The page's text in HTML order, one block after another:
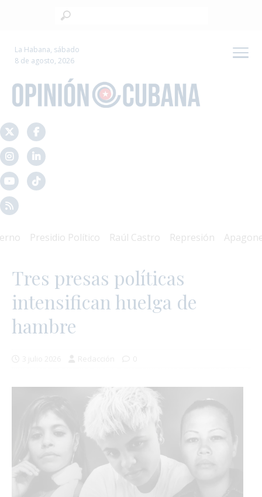
La Habana, sábado
8 de agosto, 2026
Presidio Político Raúl Castro Represión Apagones
Tres presas políticas
intensifican huelga de
hambre